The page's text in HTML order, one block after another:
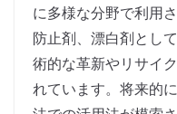
に多様な分野で利用
防止剤、漂白剤とし
術的な革新やリサイ
れています。将来的